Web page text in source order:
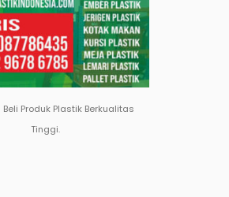
Produk Plastik Berkualitas
Tinggi.